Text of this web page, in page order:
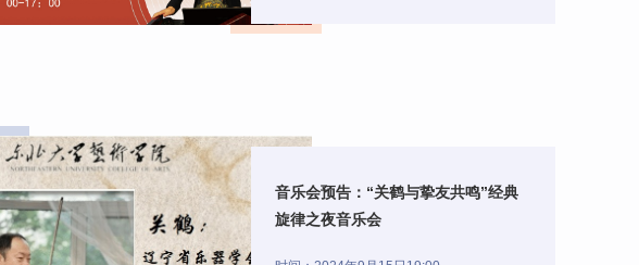
音乐会预告：“关鹤与挚友共鸣”经典
旋律之夜音乐会